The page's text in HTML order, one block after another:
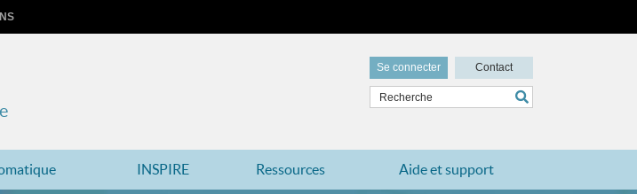
Se connecter Contact
INSPIRE Ressources Aide et support